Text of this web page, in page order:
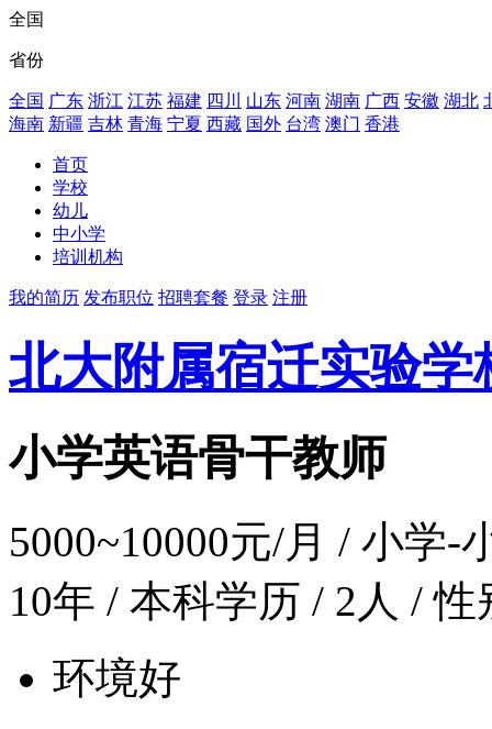
全国
省份
全国 广东 浙江 江苏 福建 四川 山东 河南 湖南 广西 安徽 湖北
海南 新疆 吉林 青海 宁夏 西藏 国外 台湾 澳门 香港
首页
学校
幼儿
中小学
培训机构
我的简历 发布职位 招聘套餐 登录 注册
北大附属宿迁实验学
小学英语骨干教师
5000~10000元/月 / 小学-
10年 / 本科学历 / 2人 / 性
环境好